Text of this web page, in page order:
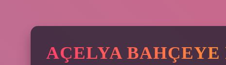
AÇELYA